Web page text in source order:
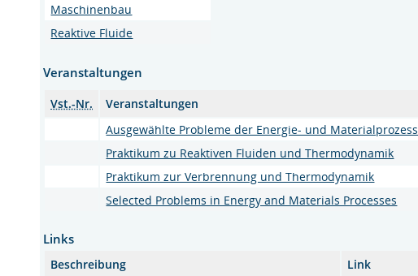
Maschinenbau
Reaktive Fluide
Veranstaltungen
Vst.-Nr. Veranstaltungen
Ausgewählte Probleme der Energie- und
Praktikum zu Reaktiven Fluiden und Thermodynamik
Praktikum zur Verbrennung und Thermodynamik
Selected Problems in Energy and Materials Processes
Links
Beschreibung Link